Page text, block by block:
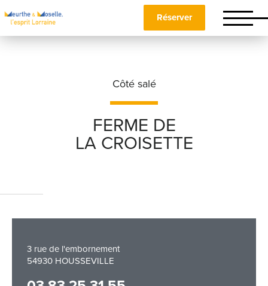
Réserver
Côté salé
FERME DE
LA CROISETTE
3 rue de l'embornement
54930 HOUSSEVILLE
Téléphone